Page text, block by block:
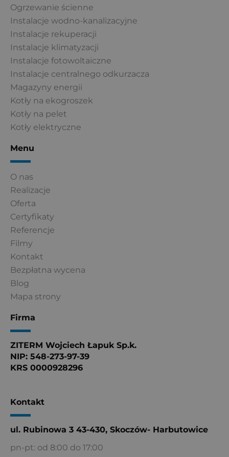
Ogrzewanie ścienne
Instalacje wodno-kanalizacyjne
Instalacje rekuperacji
Instalacje klimatyzacji
Instalacje fotowoltaiczne
Instalacje centralnego odkurzacza
Magazyny energii
Kotły na ekogroszek
Kotły na pelet
Kotły elektryczne
Menu
O nas
Realizacje
Oferta
Certyfikaty
Referencje
Filmy
Kontakt
Bezpłatna wycena
Blog
Mapa strony
Firma
ZITERM Wojciech Łapuk Sp.k.
NIP: 548-273-97-39
KRS 0000928296
Kontakt
ul. Rubinowa 3 43-430, Skoczów- Harbutowice
pn-pt: od 8:00 do 17:00